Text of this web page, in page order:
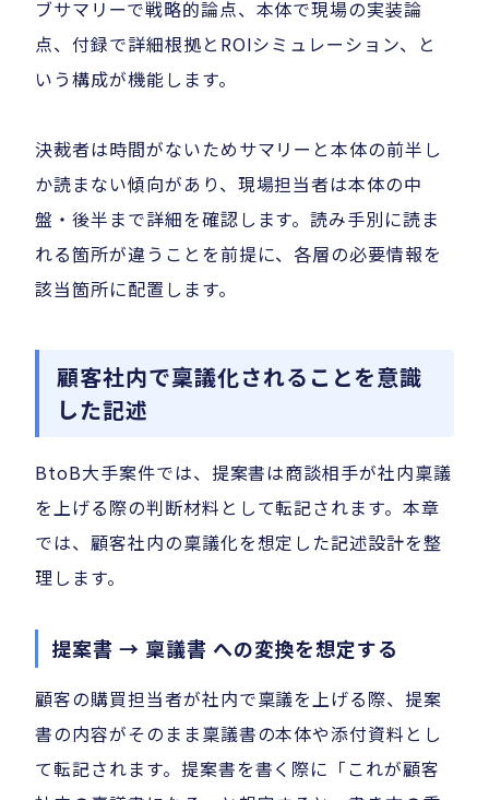
ブサマリーで戦略的論点、本体で現場の実装論
点、付録で詳細根拠とROIシミュレーション、と
いう構成が機能します。
決裁者は時間がないためサマリーと本体の前半し
か読まない傾向があり、現場担当者は本体の中
盤・後半まで詳細を確認します。読み手別に読ま
れる箇所が違うことを前提に、各層の必要情報を
該当箇所に配置します。
顧客社内で稟議化されることを意識
した記述
BtoB大手案件では、提案書は商談相手が社内稟議
を上げる際の判断材料として転記されます。本章
では、顧客社内の稟議化を想定した記述設計を整
理します。
提案書 → 稟議書 への変換を想定する
顧客の購買担当者が社内で稟議を上げる際、提案
書の内容がそのまま稟議書の本体や添付資料とし
て転記されます。提案書を書く際に「これが顧客